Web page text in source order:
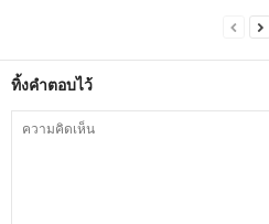
ทิ้งคำตอบไว้